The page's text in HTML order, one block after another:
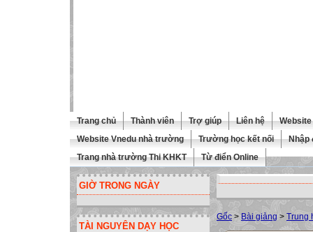
Trang chủ Thành viên Trợ giúp Liên hệ
Website Vnedu nhà trường
Trường học kết nối
Nhập
Trang nhà trường Thi KHKT
Từ điển Online
GIỜ TRONG NGÀY
TÀI NGUYÊN DẠY HỌC
Gốc > Bài giảng > Trung